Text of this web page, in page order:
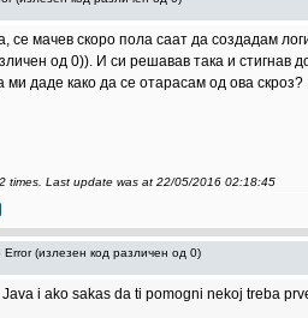
се мачев скоро пола саат да создадам
од 0)). И си решавав така и стигнав
ми даде како да се отарасам од ова скроз?
times. Last update was at 22/05/2016 02:18:45
Error (излезен код различен од 0)
i ako sakas da ti pomogni nekoj treba